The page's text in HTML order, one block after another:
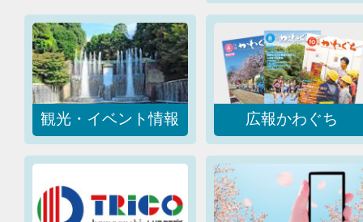
観光・イベント情報 広報かわぐち